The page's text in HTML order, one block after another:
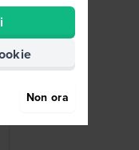
Non ora